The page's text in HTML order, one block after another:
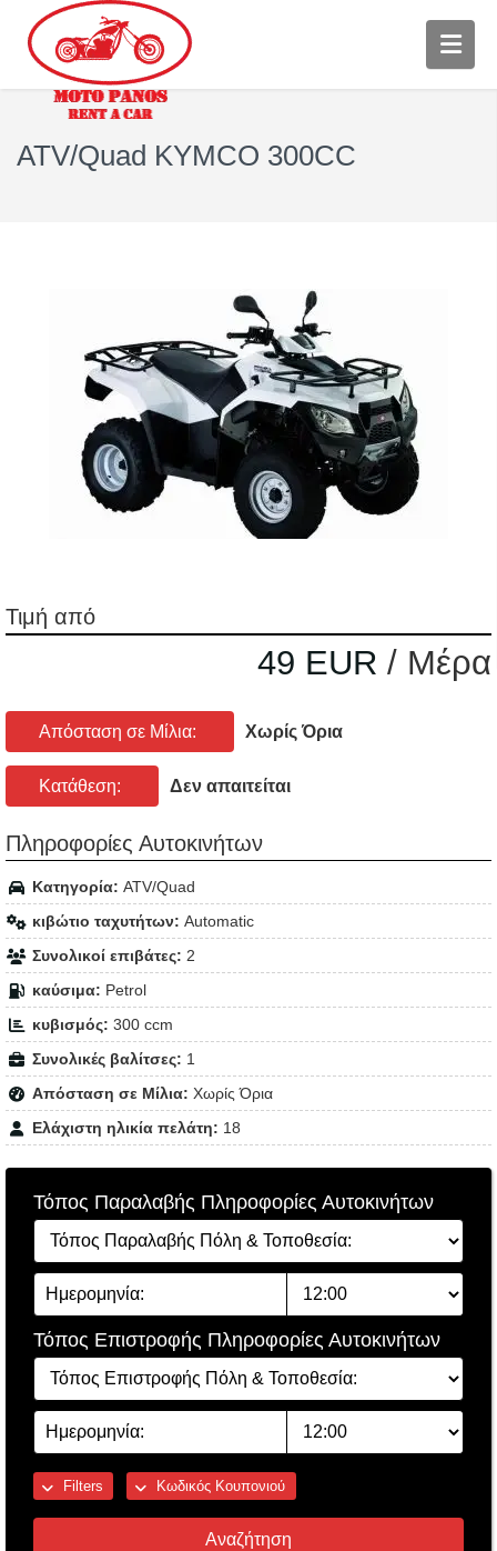
ATV/Quad KYMCO 300CC
Τιμή από
49 EUR / Μέρα
Απόσταση σε Μίλια: Χωρίς Όρια
Κατάθεση: Δεν απαιτείται
Πληροφορίες Αυτοκινήτων
Κατηγορία: ATV/Quad
κιβώτιο ταχυτήτων: Automatic
Συνολικοί επιβάτες: 2
καύσιμα: Petrol
κυβισμός: 300 ccm
Συνολικές βαλίτσες: 1
Απόσταση σε Μίλια: Χωρίς Όρια
Ελάχιστη ηλικία πελάτη: 18
Τόπος Παραλαβής Πληροφορίες Αυτοκινήτων
Τόπος Επιστροφής Πληροφορίες Αυτοκινήτων
Filters Κωδικός Κουπονιού
Αναζήτηση